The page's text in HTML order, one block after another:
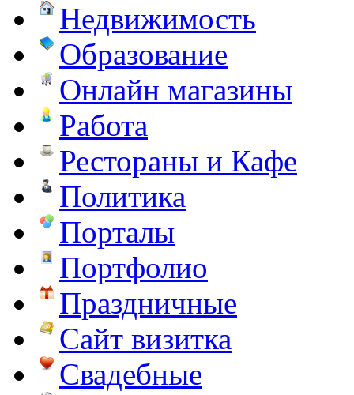
Недвижимость
Образование
Онлайн магазины
Работа
Рестораны и Кафе
Политика
Порталы
Портфолио
Праздничные
Сайт визитка
Свадебные